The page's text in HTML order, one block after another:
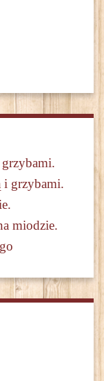
i grzybami.
miodzie.